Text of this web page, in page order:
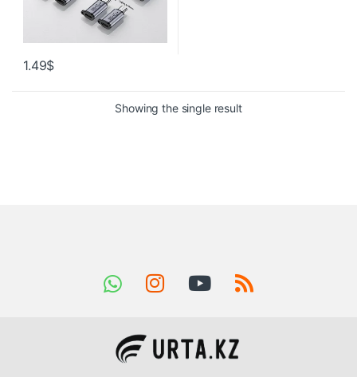
1.49$
Showing the single result